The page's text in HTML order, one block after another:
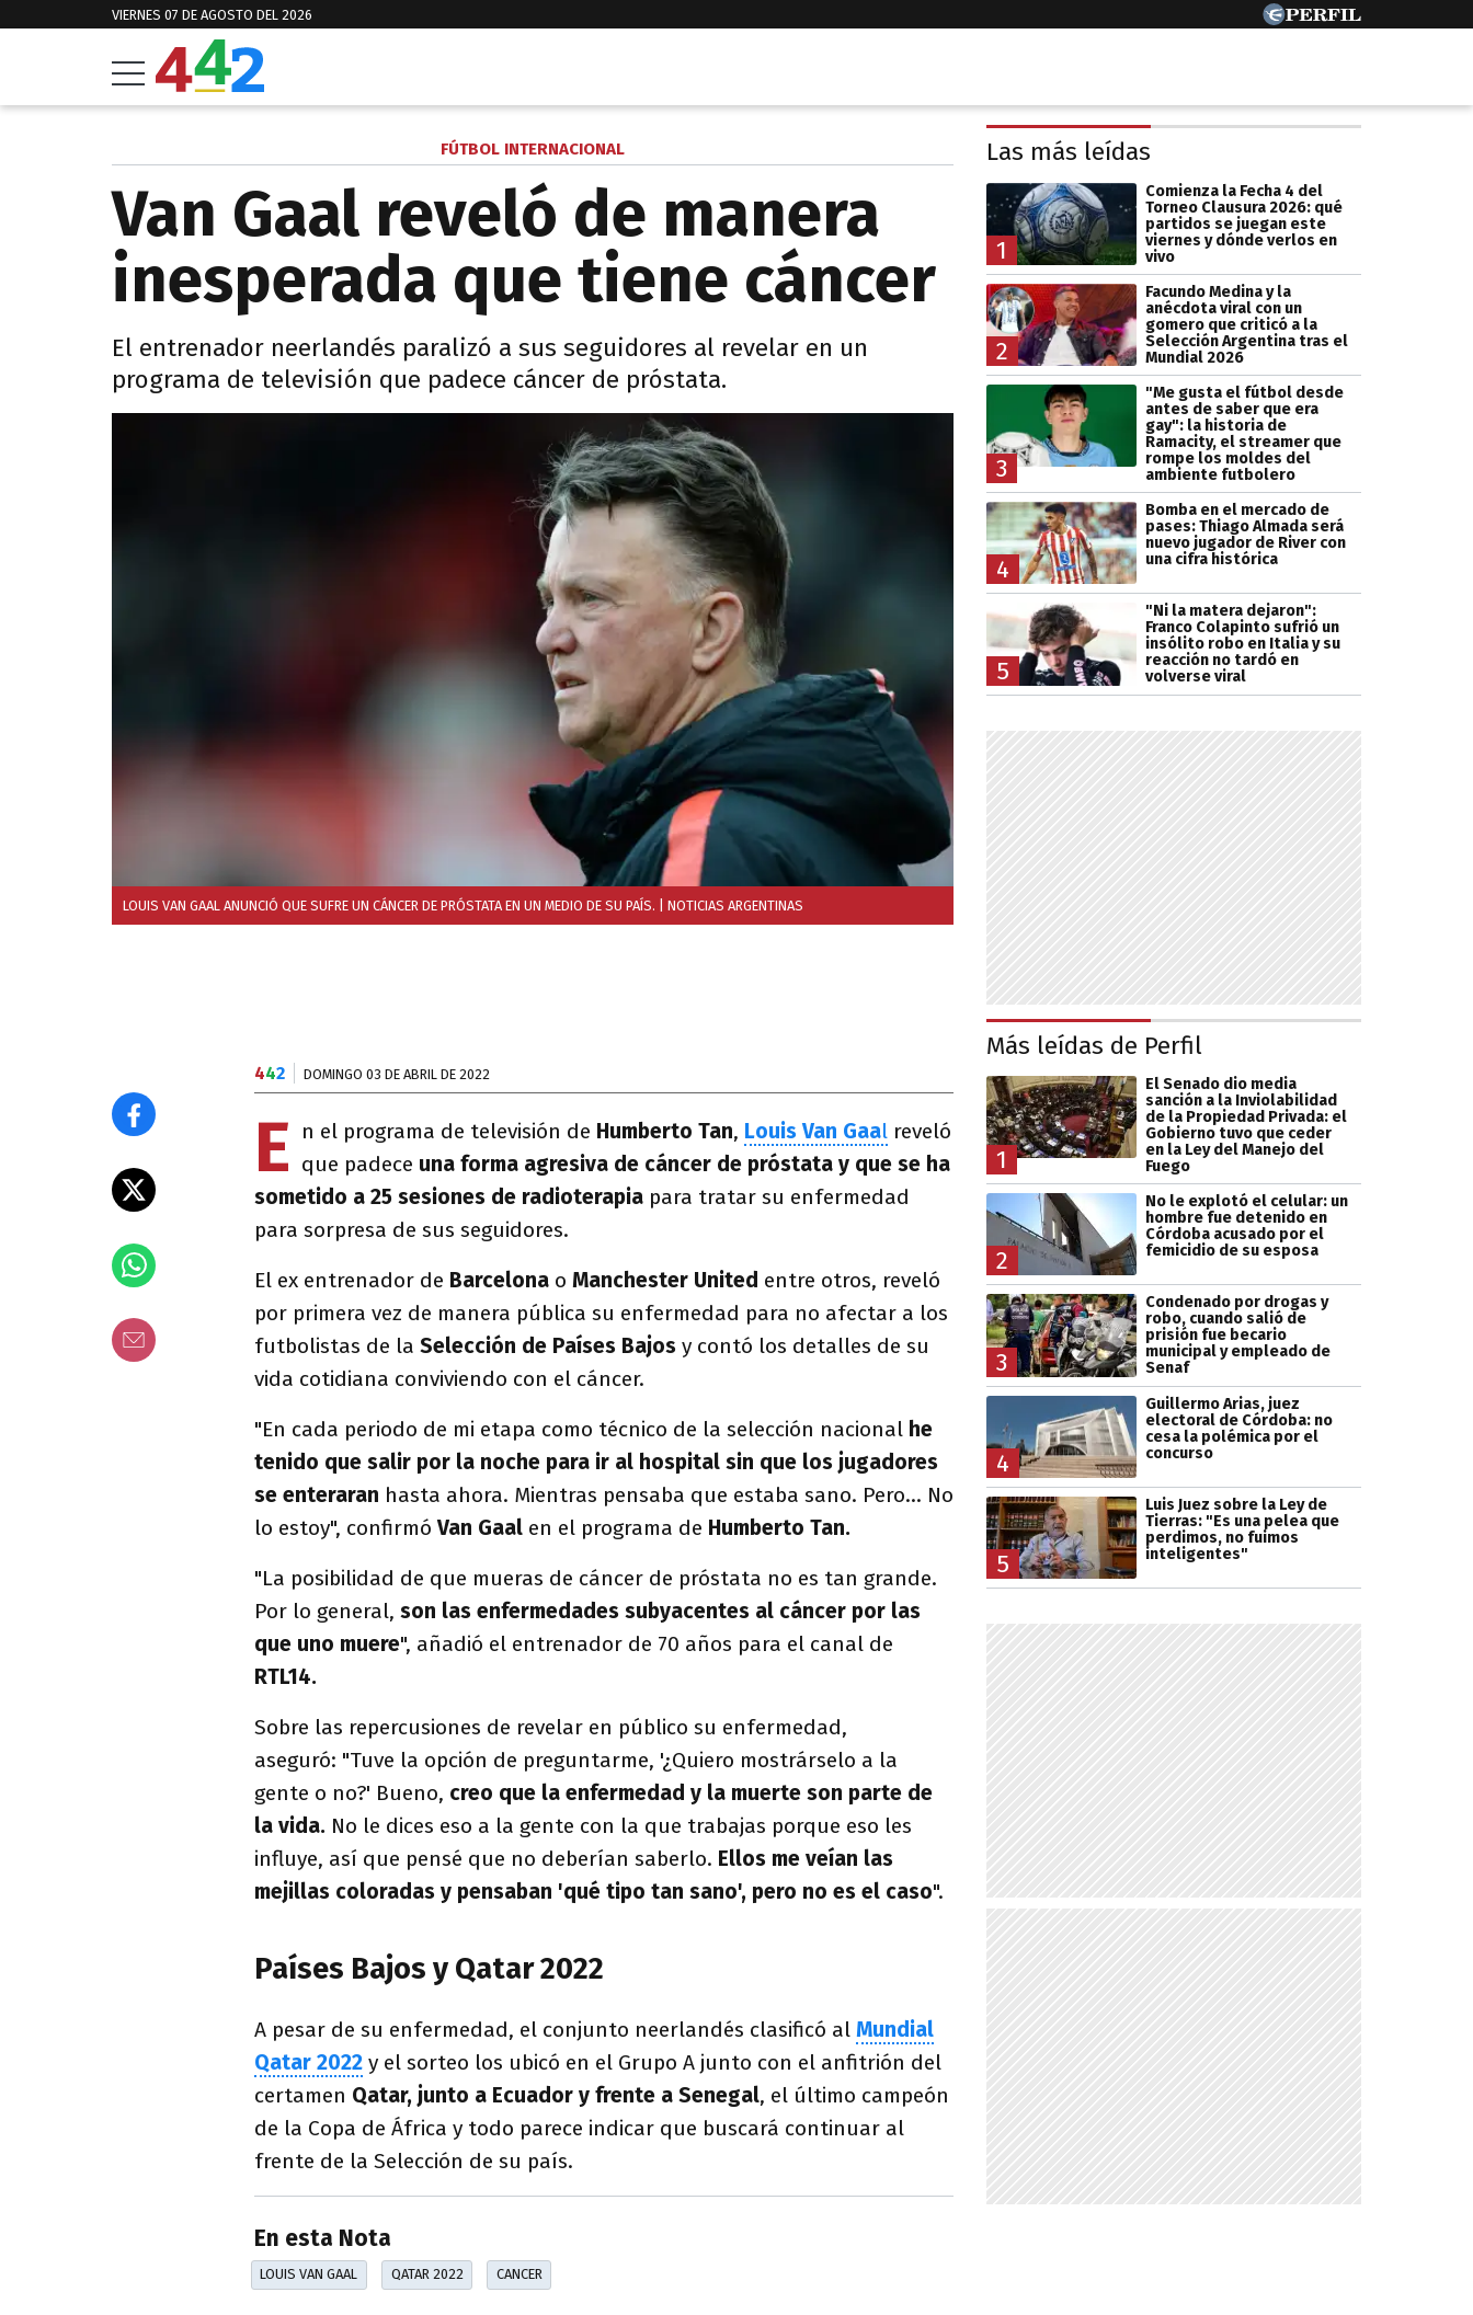
VIERNES 07 DE AGOSTO DEL 2026
FÚTBOL INTERNACIONAL
Van Gaal reveló de manera
inesperada que tiene cáncer
El entrenador neerlandés paralizó a sus seguidores al revelar en un
programa de televisión que padece cáncer de próstata.
LOUIS VAN GAAL ANUNCIÓ QUE SUFRE UN CÁNCER DE PRÓSTATA EN UN MEDIO DE SU PAÍS. | NOTICIAS ARGENTINAS
442 DOMINGO 03 DE ABRIL DE 2022
E n el programa de televisión de Humberto Tan, Louis Van Gaal reveló
que padece una forma agresiva de cáncer de próstata y que se ha
sometido a 25 sesiones de radioterapia para tratar su enfermedad
para sorpresa de sus seguidores.
El ex entrenador de Barcelona o Manchester United entre otros, reveló
por primera vez de manera pública su enfermedad para no afectar a los
futbolistas de la Selección de Países Bajos y contó los detalles de su
vida cotidiana conviviendo con el cáncer.
"En cada periodo de mi etapa como técnico de la selección nacional he
tenido que salir por la noche para ir al hospital sin que los jugadores
se enteraran hasta ahora. Mientras pensaba que estaba sano. Pero... No
lo estoy", confirmóVan Gaal en el programa de Humberto Tan.
"La posibilidad de que mueras de cáncer de próstata no es tan grande.
Por lo general, son las enfermedades subyacentes al cáncer por las
que uno muere", añadió el entrenador de 70 años para el canal de
RTL14.
Sobre las repercusiones de revelar en público su enfermedad,
aseguró: "Tuve la opción de preguntarme, '¿Quiero mostrárselo a la
gente o no?' Bueno, creo que la enfermedad y la muerte son parte de
la vida. No le dices eso a la gente con la que trabajas porque eso les
influye, así que pensé que no deberían saberlo. Ellos me veían las
mejillas coloradas y pensaban 'qué tipo tan sano', pero no es el caso".
Países Bajos y Qatar 2022
A pesar de su enfermedad, el conjunto neerlandés clasificó al Mundial
Qatar 2022 y el sorteo los ubicó en el Grupo A junto con el anfitrión del
certamen Qatar, junto a Ecuador y frente a Senegal, el último campeón
de la Copa de África y todo parece indicar que buscará continuar al
frente de la Selección de su país.
En esta Nota
LOUIS VAN GAAL QATAR 2022 CANCER
Las más leídas
1
Comienza la Fecha 4 del
Torneo Clausura 2026: qué
partidos se juegan este
viernes y dónde verlos en
vivo
2
Facundo Medina y la
anécdota viral con un
gomero que criticó a la
Selección Argentina tras el
Mundial 2026
3
"Me gusta el fútbol desde
antes de saber que era
gay": la historia de
Ramacity, el streamer que
rompe los moldes del
ambiente futbolero
4
Bomba en el mercado de
pases: Thiago Almada será
nuevo jugador de River con
una cifra histórica
5
"Ni la matera dejaron":
Franco Colapinto sufrió un
insólito robo en Italia y su
reacción no tardó en
volverse viral
Más leídas de Perfil
1
El Senado dio media
sanción a la Inviolabilidad
de la Propiedad Privada: el
Gobierno tuvo que ceder
en la Ley del Manejo del
Fuego
2
No le explotó el celular: un
hombre fue detenido en
Córdoba acusado por el
femicidio de su esposa
3
Condenado por drogas y
robo, cuando salió de
prisión fue becario
municipal y empleado de
Senaf
4
Guillermo Arias, juez
electoral de Córdoba: no
cesa la polémica por el
concurso
5
Luis Juez sobre la Ley de
Tierras: "Es una pelea que
perdimos, no fuimos
inteligentes"